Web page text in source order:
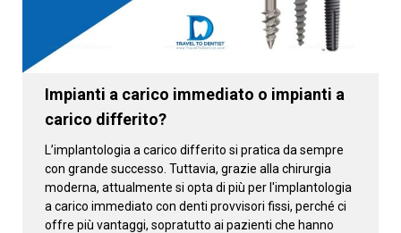
Impianti a carico immediato o impianti a
carico differito?
L’implantologia a carico differito si pratica da sempre
con grande successo. Tuttavia, grazie alla chirurgia
moderna, attualmente si opta di più per l'implantologia
a carico immediato con denti provvisori fissi, perché ci
offre più vantaggi, sopratutto ai pazienti che hanno